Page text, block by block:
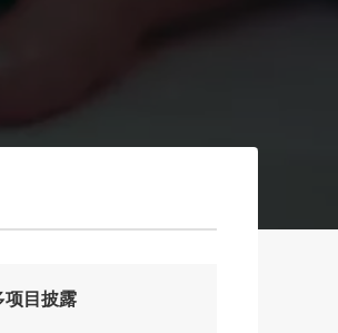
项目披露